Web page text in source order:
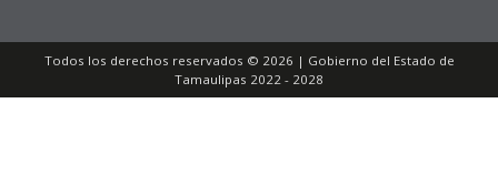
Todos los derechos reservados © 2026 | Gobierno del Estado de
Tamaulipas 2022 - 2028